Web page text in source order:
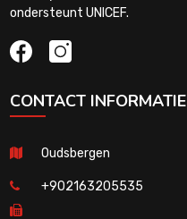
ondersteunt UNICEF.
CONTACT INFORMATIE
Oudsbergen
+902163205535